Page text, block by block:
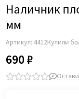
Наличник
мм
Артикул: 4412Купили
690 ₽